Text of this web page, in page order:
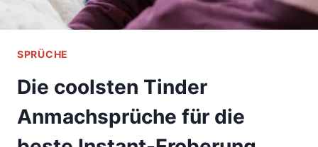
SPRÜCHE
Die coolsten Tinder
Anmachsprüche für die